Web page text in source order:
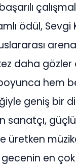
ödül, Sevgi
daha gözler
hem
geniş bir
sanatçı,
üretken
gecenin en